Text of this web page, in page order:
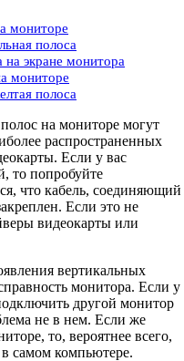
мониторе
полоса
на экране монитора
мониторе
полоса
на мониторе могут
распространенных
Если у вас
то попробуйте
что кабель, соединяющий
Если это не
видеокарты или
вертикальных
монитора. Если у
другой монитор
не в нем. Если же
то, вероятнее всего,
самом компьютере.